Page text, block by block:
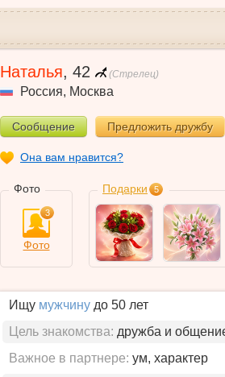
Наталья, 42 (Стрелец)
Россия, Москва
Сообщение Предложить дружбу
Она вам нравится?
Фото
3
Фото
Подарки 5
Ищу мужчину до 50 лет
Цель знакомства: дружба и
Важное в партнере: ум, характер